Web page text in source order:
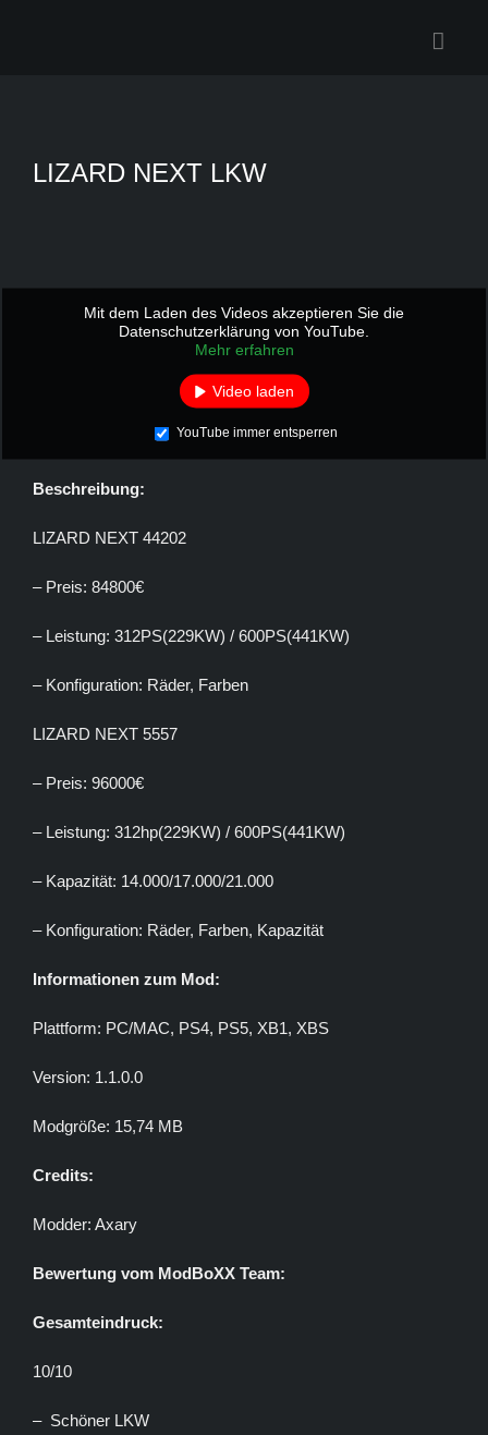
LIZARD NEXT LKW
Mit dem Laden des Videos akzeptieren Sie die
Datenschutzerklärung von YouTube.
Mehr erfahren
Video laden
YouTube immer entsperren
Beschreibung:
LIZARD NEXT 44202
– Preis: 84800€
– Leistung: 312PS(229KW) / 600PS(441KW)
– Konfiguration: Räder, Farben
LIZARD NEXT 5557
– Preis: 96000€
– Leistung: 312hp(229KW) / 600PS(441KW)
– Kapazität: 14.000/17.000/21.000
– Konfiguration: Räder, Farben, Kapazität
Informationen zum Mod:
Plattform: PC/MAC, PS4, PS5, XB1, XBS
Version: 1.1.0.0
Modgröße: 15,74 MB
Credits:
Modder: Axary
Bewertung vom ModBoXX Team:
Gesamteindruck:
10/10
– Schöner LKW